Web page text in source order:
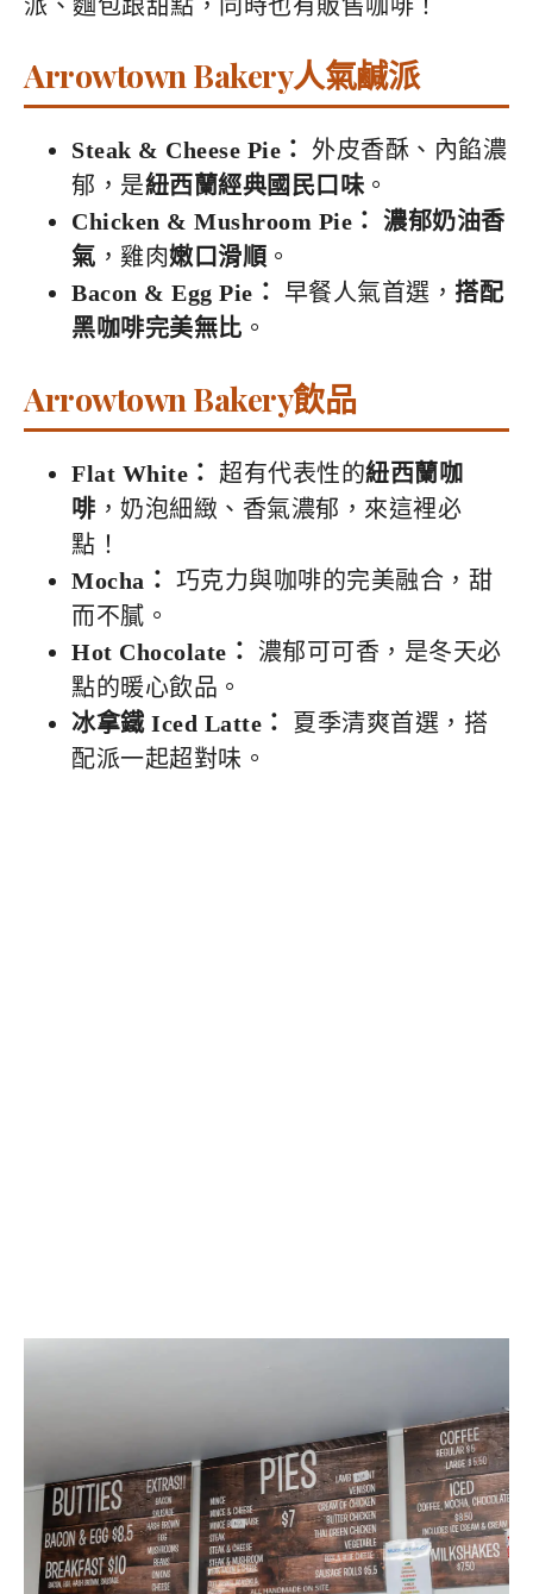
Arrowtown Bakery人氣鹹派
Steak & Cheese Pie：
外皮香酥、內餡濃
郁，是紐西蘭經典國民口味 。
Chicken & Mushroom Pie： 濃郁奶油香
氣 ，雞肉嫩口滑順 。
Bacon & Egg Pie：
早餐人氣首選， 搭配
黑咖啡完美無比 。
Arrowtown Bakery飲品
Flat White： 超有代表性的紐西蘭咖
啡 ，奶泡細緻、香氣濃郁，來這裡必
點！
Mocha： 巧克力與咖啡的完美融合，甜
而不膩。
Hot Chocolate：
濃郁可可香，是冬天必
點的暖心飲品。
冰拿鐵 Iced Latte：
夏季清爽首選，搭
配派一起超對味。